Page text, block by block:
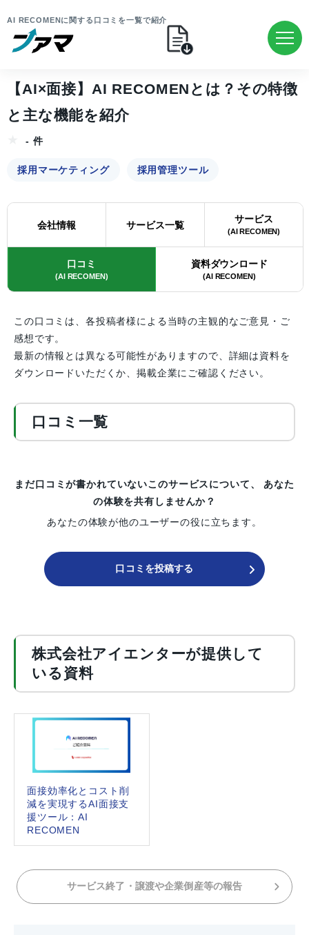
AI RECOMENに関する口コミを一覧で紹介
【AI×面接】AI RECOMENとは？その特徴
と主な機能を紹介
- 件
採用マーケティング 採用管理ツール
会社情報 サービス一覧
サービス
(AI RECOMEN)
口コミ
(AI RECOMEN)
資料ダウンロード
(AI RECOMEN)
この口コミは、各投稿者様による当時の主観的なご意見・ご
感想です。
最新の情報とは異なる可能性がありますので、詳細は資料を
ダウンロードいただくか、掲載企業にご確認ください。
口コミ一覧
まだ口コミが書かれていないこのサービスについて、 あなた
の体験を共有しませんか？
あなたの体験が他のユーザーの役に立ちます。
口コミを投稿する
株式会社アイエンターが提供して
いる資料
面接効率化とコスト削
減を実現するAI面接支
援ツール：AI
RECOMEN
サービス終了・譲渡や企業倒産等の報告